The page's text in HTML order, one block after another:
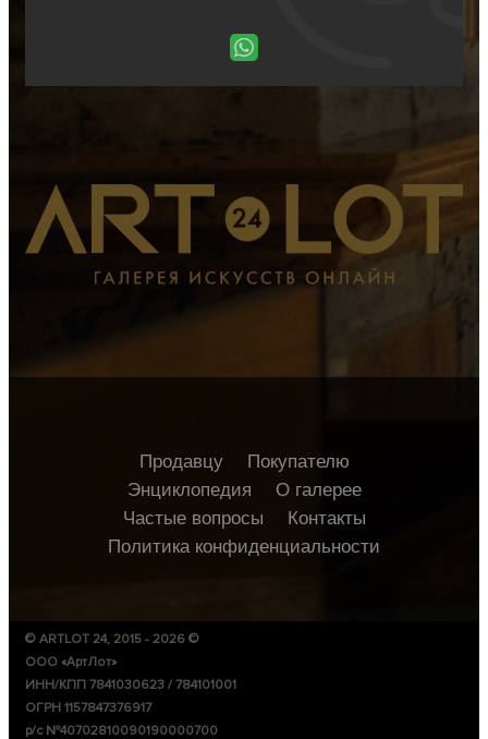
Продавцу
Покупателю
Энциклопедия
О галерее
Частые вопросы
Контакты
Политика конфиденциальности
© ARTLOT 24, 2015 - 2026 ©
ООО «АртЛот»
ИНН/КПП 7841030623 / 784101001
ОГРН 1157847376917
р/с №40702810090190000700